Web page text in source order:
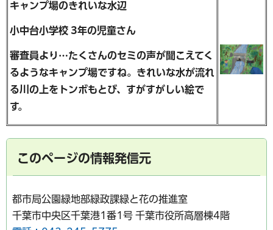
キャンプ場のきれいな水辺
小中台小学校 3年の児童さん
審査員より…たくさんのセミの声が聞こえてく
るようなキャンプ場ですね。きれいな水が流れ
る川の上をトンボもとび、すがすがしい絵で
す。
このページの情報発信元
都市局公園緑地部緑政課緑と花の推進室
千葉市中央区千葉港1番1号 千葉市役所高層棟4階